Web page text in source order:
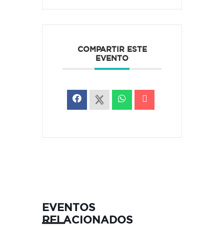
COMPARTIR ESTE
EVENTO
EVENTOS
RELACIONADOS